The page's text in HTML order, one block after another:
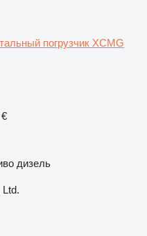
погрузчик XCMG
дизель